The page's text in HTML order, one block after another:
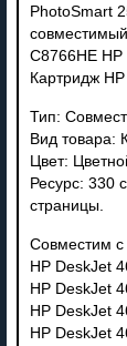
PhotoSmart
совместимый
C8766HE
Картридж
Тип:
Вид товара:
Цвет:
Ресурс: 330
страницы.
Совместим
HP DeskJet
HP DeskJet
HP DeskJet
HP DeskJet